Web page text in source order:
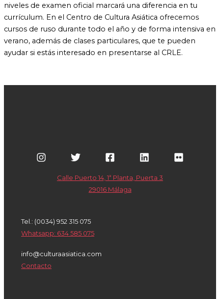
niveles de examen oficial marcará una diferencia en tu
currículum. En el Centro de Cultura Asiática ofrecemos
cursos de ruso durante todo el año y de forma intensiva en
verano, además de clases particulares, que te pueden
ayudar si estás interesado en presentarse al CRLE.
Calle Puerto 14, 1ª Planta, Puerta 3
29016 Málaga
Tel.: (0034) 952 315 075
Whatsapp: 634 585 075
info@culturaasiatica.com
Contacto